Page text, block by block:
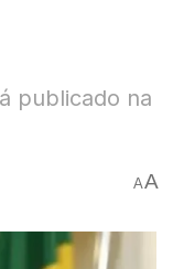
publicado na
AA